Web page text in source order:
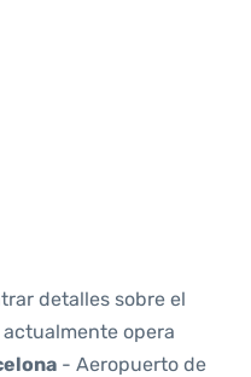
detalles sobre el
actualmente opera
- Aeropuerto de